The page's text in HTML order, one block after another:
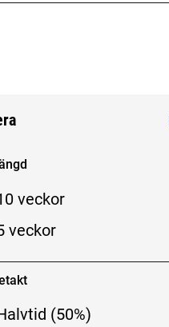
sökresultat
veckor
veckor
(50%)